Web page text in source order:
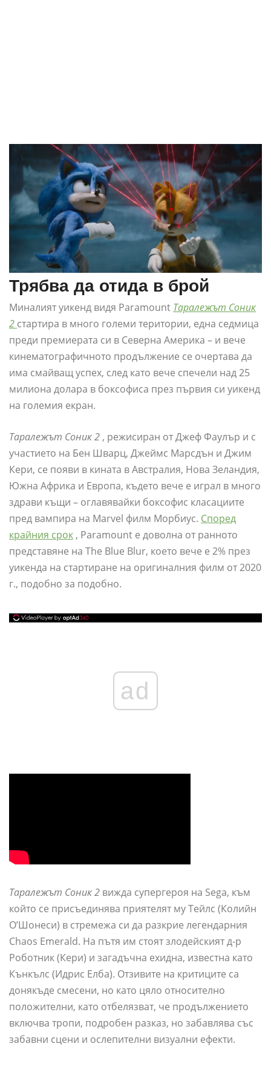
Трябва да отида в брой
Миналият уикенд видя Paramount Таралежът Соник
2 стартира в много големи територии, една седмица
преди премиерата си в Северна Америка – и вече
кинематографичното продължение се очертава да
има смайващ успех, след като вече спечели над 25
милиона долара в боксофиса през първия си уикенд
на големия екран.
Таралежът Соник 2 , режисиран от Джеф Фаулър и с
участието на Бен Шварц, Джеймс Марсдън и Джим
Кери, се появи в кината в Австралия, Нова Зеландия,
Южна Африка и Европа, където вече е играл в много
здрави къщи – оглавявайки боксофис класациите
пред вампира на Marvel филм Морбиус. Според
крайния срок , Paramount е доволна от ранното
представяне на The Blue Blur, което вече е 2% през
уикенда на стартиране на оригиналния филм от 2020
г., подобно за подобно.
ad
Таралежът Соник 2 вижда супергероя на Sega, към
който се присъединява приятелят му Тейлс (Колийн
О’Шонеси) в стремежа си да разкрие легендарния
Chaos Emerald. На пътя им стоят злодейският д-р
Роботник (Кери) и загадъчна ехидна, известна като
Кънкълс (Идрис Елба). Отзивите на критиците са
донякъде смесени, но като цяло относително
положителни, като отбелязват, че продължението
включва тропи, подробен разказ, но забавлява със
забавни сцени и ослепителни визуални ефекти.